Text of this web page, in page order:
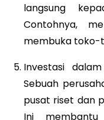
langsung
Contohnya,
membuka toko-
Investasi
Sebuah
pusat riset dan
Ini membantu